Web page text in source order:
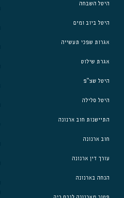
היטל השבחה
היטל ביוב ומים
אגרות שפכי תעשייה
אגרת שילוט
היטל שצ"פ
היטל סלילה
התיישנות חוב ארנונה
חוב ארנונה
עורך דין ארנונה
הנחה בארנונה